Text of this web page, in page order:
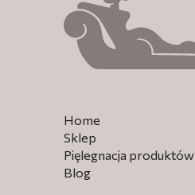
Home
Sklep
Pięlegnacja produktów
Blog